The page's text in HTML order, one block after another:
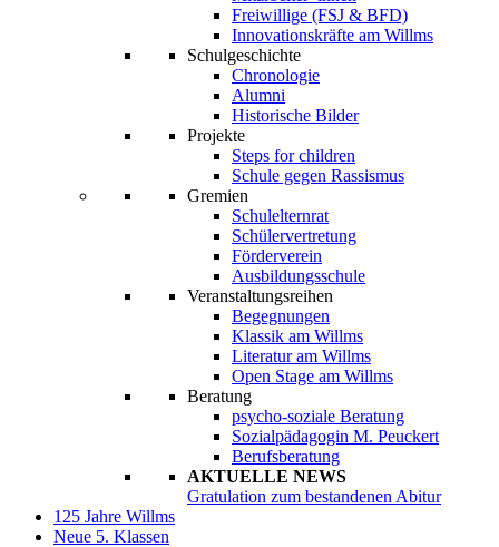
Freiwillige (FSJ & BFD)
Innovationskräfte am Willms
Schulgeschichte
Chronologie
Alumni
Historische Bilder
Projekte
Steps for children
Schule gegen Rassismus
Gremien
Schulelternrat
Schülervertretung
Förderverein
Ausbildungsschule
Veranstaltungsreihen
Begegnungen
Klassik am Willms
Literatur am Willms
Open Stage am Willms
Beratung
psycho-soziale Beratung
Sozialpädagogin M. Peuckert
Berufsberatung
AKTUELLE NEWS
Gratulation zum bestandenen Abitur
125 Jahre Willms
Neue 5. Klassen